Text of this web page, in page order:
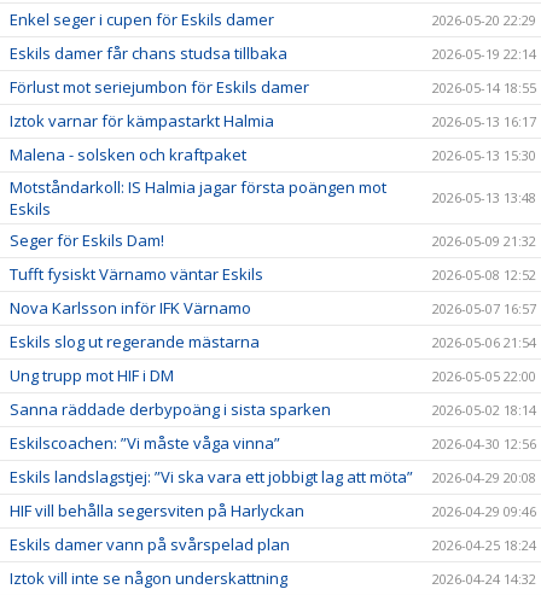
Enkel seger i cupen för Eskils damer 2026-05-20 22:29
Eskils damer får chans studsa tillbaka 2026-05-19 22:14
Förlust mot seriejumbon för Eskils damer 2026-05-14 18:55
Iztok varnar för kämpastarkt Halmia 2026-05-13 16:17
Malena - solsken och kraftpaket 2026-05-13 15:30
Motståndarkoll: IS Halmia jagar första poängen mot
Eskils
2026-05-13 13:48
Seger för Eskils Dam! 2026-05-09 21:32
Tufft fysiskt Värnamo väntar Eskils 2026-05-08 12:52
Nova Karlsson inför IFK Värnamo 2026-05-07 16:57
Eskils slog ut regerande mästarna 2026-05-06 21:54
Ung trupp mot HIF i DM 2026-05-05 22:00
Sanna räddade derbypoäng i sista sparken 2026-05-02 18:14
Eskilscoachen: ”Vi måste våga vinna” 2026-04-30 12:56
Eskils landslagstjej: ”Vi ska vara ett jobbigt lag att möta” 2026-04-29 20:08
HIF vill behålla segersviten på Harlyckan 2026-04-29 09:46
Eskils damer vann på svårspelad plan 2026-04-25 18:24
Iztok vill inte se någon underskattning 2026-04-24 14:32